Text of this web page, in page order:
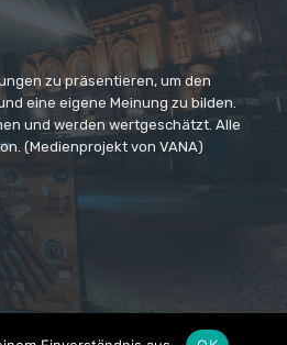
zu präsentieren, um den
eine eigene Meinung zu bilden.
und werden wertgeschätzt. Alle
(Medienprojekt von VANA)